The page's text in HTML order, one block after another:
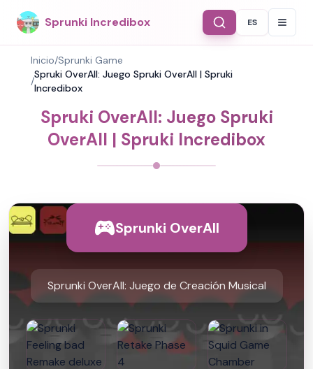
Sprunki Incredibox Select
ES
Inicio/Sprunki Game
/
Spruki OverAll: Juego Spruki OverAll | Spruki
Incredibox
Spruki OverAll: Juego Spruki
OverAll | Spruki Incredibox
Sprunki OverAll
Sprunki OverAll: Juego de Creación Musical